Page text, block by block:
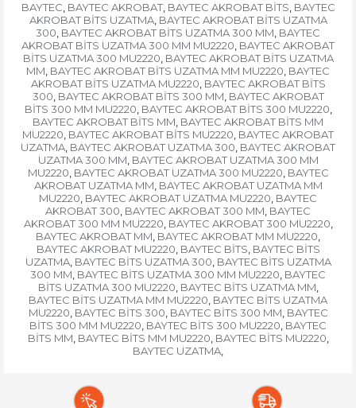
BAYTEC, BAYTEC AKROBAT, BAYTEC AKROBAT BİTS, BAYTEC
AKROBAT BİTS UZATMA, BAYTEC AKROBAT BİTS UZATMA
300, BAYTEC AKROBAT BİTS UZATMA 300 MM, BAYTEC
AKROBAT BİTS UZATMA 300 MM MU2220, BAYTEC AKROBAT
BİTS UZATMA 300 MU2220, BAYTEC AKROBAT BİTS UZATMA
MM, BAYTEC AKROBAT BİTS UZATMA MM MU2220, BAYTEC
AKROBAT BİTS UZATMA MU2220, BAYTEC AKROBAT BİTS
300, BAYTEC AKROBAT BİTS 300 MM, BAYTEC AKROBAT
BİTS 300 MM MU2220, BAYTEC AKROBAT BİTS 300 MU2220,
BAYTEC AKROBAT BİTS MM, BAYTEC AKROBAT BİTS MM
MU2220, BAYTEC AKROBAT BİTS MU2220, BAYTEC AKROBAT
UZATMA, BAYTEC AKROBAT UZATMA 300, BAYTEC AKROBAT
UZATMA 300 MM, BAYTEC AKROBAT UZATMA 300 MM
MU2220, BAYTEC AKROBAT UZATMA 300 MU2220, BAYTEC
AKROBAT UZATMA MM, BAYTEC AKROBAT UZATMA MM
MU2220, BAYTEC AKROBAT UZATMA MU2220, BAYTEC
AKROBAT 300, BAYTEC AKROBAT 300 MM, BAYTEC
AKROBAT 300 MM MU2220, BAYTEC AKROBAT 300 MU2220,
BAYTEC AKROBAT MM, BAYTEC AKROBAT MM MU2220,
BAYTEC AKROBAT MU2220, BAYTEC BİTS, BAYTEC BİTS
UZATMA, BAYTEC BİTS UZATMA 300, BAYTEC BİTS UZATMA
300 MM, BAYTEC BİTS UZATMA 300 MM MU2220, BAYTEC
BİTS UZATMA 300 MU2220, BAYTEC BİTS UZATMA MM,
BAYTEC BİTS UZATMA MM MU2220, BAYTEC BİTS UZATMA
MU2220, BAYTEC BİTS 300, BAYTEC BİTS 300 MM, BAYTEC
BİTS 300 MM MU2220, BAYTEC BİTS 300 MU2220, BAYTEC
BİTS MM, BAYTEC BİTS MM MU2220, BAYTEC BİTS MU2220,
BAYTEC UZATMA,